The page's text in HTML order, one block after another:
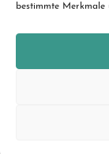
bestimmte